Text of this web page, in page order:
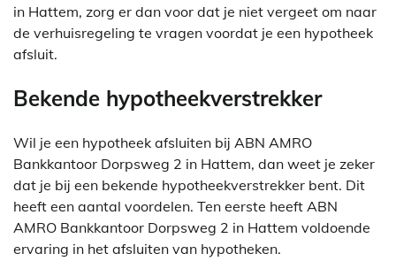
in Hattem, zorg er dan voor dat je niet vergeet om naar
de verhuisregeling te vragen voordat je een hypotheek
afsluit.
Bekende hypotheekverstrekker
Wil je een hypotheek afsluiten bij ABN AMRO
Bankkantoor Dorpsweg 2 in Hattem, dan weet je zeker
dat je bij een bekende hypotheekverstrekker bent. Dit
heeft een aantal voordelen. Ten eerste heeft ABN
AMRO Bankkantoor Dorpsweg 2 in Hattem voldoende
ervaring in het afsluiten van hypotheken.